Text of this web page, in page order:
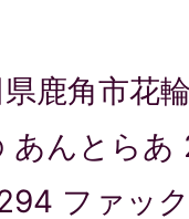
鹿角市花
あんとらあ
ファッ